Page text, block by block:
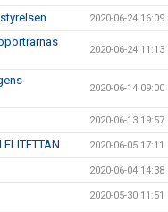
2020-06-24 16:09
2020-06-24 11:13
2020-06-14 09:00
2020-06-13 19:57
2020-06-05 17:11
2020-06-04 14:38
2020-05-30 11:51